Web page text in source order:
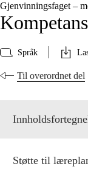
Gjenvinningsfaget –
Språk
Til overordnet del
Støtte til